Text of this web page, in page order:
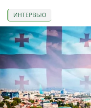
ИНТЕРВЬЮ